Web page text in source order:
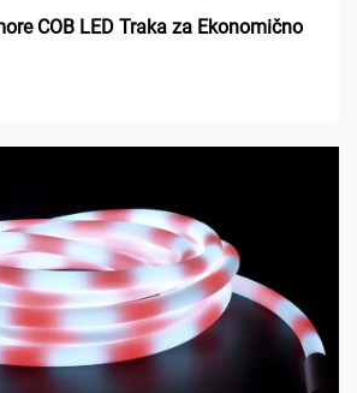
COB LED Traka za Ekonomično